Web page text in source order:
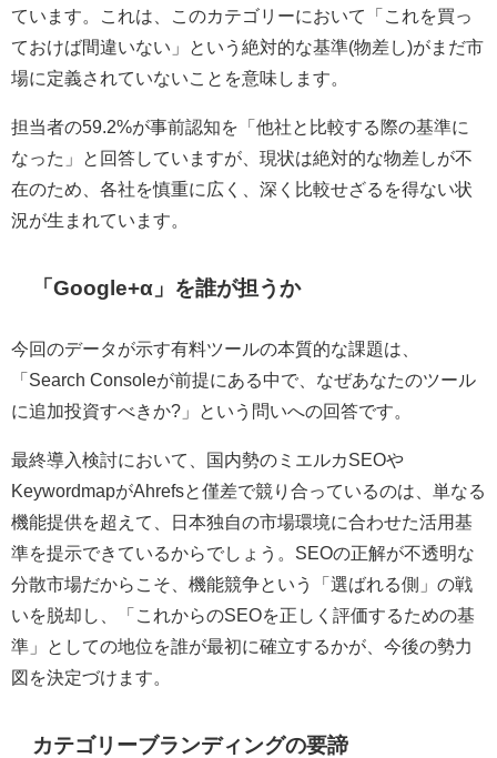
ています。これは、このカテゴリーにおいて「これを買っ
ておけば間違いない」という絶対的な基準(物差し)がまだ市
場に定義されていないことを意味します。
担当者の59.2%が事前認知を「他社と比較する際の基準に
なった」と回答していますが、現状は絶対的な物差しが不
在のため、各社を慎重に広く、深く比較せざるを得ない状
況が生まれています。
「Google+α」を誰が担うか
今回のデータが示す有料ツールの本質的な課題は、
「Search Consoleが前提にある中で、なぜあなたのツール
に追加投資すべきか?」という問いへの回答です。
最終導入検討において、国内勢のミエルカSEOや
KeywordmapがAhrefsと僅差で競り合っているのは、単なる
機能提供を超えて、日本独自の市場環境に合わせた活用基
準を提示できているからでしょう。SEOの正解が不透明な
分散市場だからこそ、機能競争という「選ばれる側」の戦
いを脱却し、「これからのSEOを正しく評価するための基
準」としての地位を誰が最初に確立するかが、今後の勢力
図を決定づけます。
カテゴリーブランディングの要諦